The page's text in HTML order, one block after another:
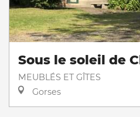
Sous le soleil de
MEUBLÉS ET GÎTES
Gorses